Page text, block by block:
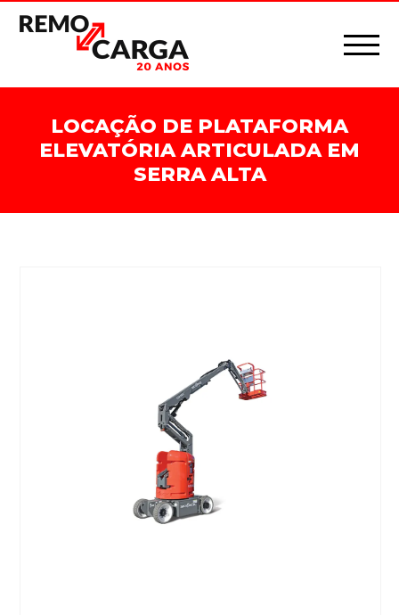
LOCAÇÃO DE PLATAFORMA
ELEVATÓRIA ARTICULADA EM
SERRA ALTA